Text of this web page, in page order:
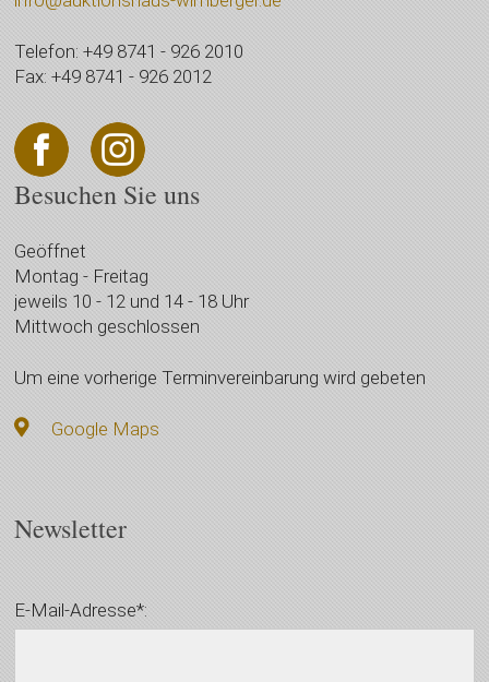
Telefon: +49 8741 - 926 2010
Fax: +49 8741 - 926 2012
Besuchen Sie uns
Geöffnet
Montag - Freitag
jeweils 10 - 12 und 14 - 18 Uhr
Mittwoch geschlossen
Um eine vorherige Terminvereinbarung wird gebeten
Google Maps
Newsletter
E-Mail-Adresse*: